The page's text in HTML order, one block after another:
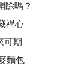
除嗎？
禍心
可期
麵包